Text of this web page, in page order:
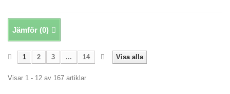
Jämför (0)
Visa alla
1 2 3 ... 14
Visar 1 - 12 av 167 artiklar